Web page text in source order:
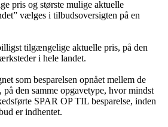
pris og største mulige aktuelle
vælges i tilbudsoversigten på en
tilgængelige aktuelle pris, på den
i hele landet.
som besparelsen opnået mellem de
den samme opgavetype, hvor mindst
SPAR OP TIL besparelse, inden
er indhentet.